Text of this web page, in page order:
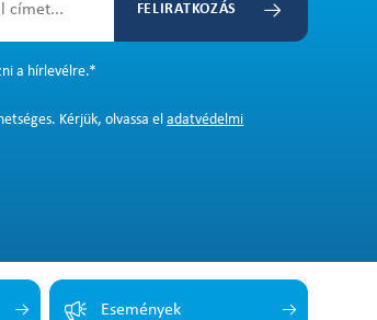
FELIRATKOZÁS
a hírlevélre.*
Kérjük, olvassa eladatvédelmi
Események